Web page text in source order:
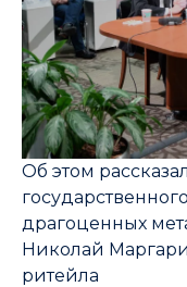
Об этом
драгоценных
Николай
ритейла